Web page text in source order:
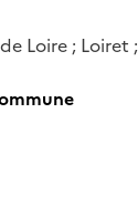
Loire ; Loiret